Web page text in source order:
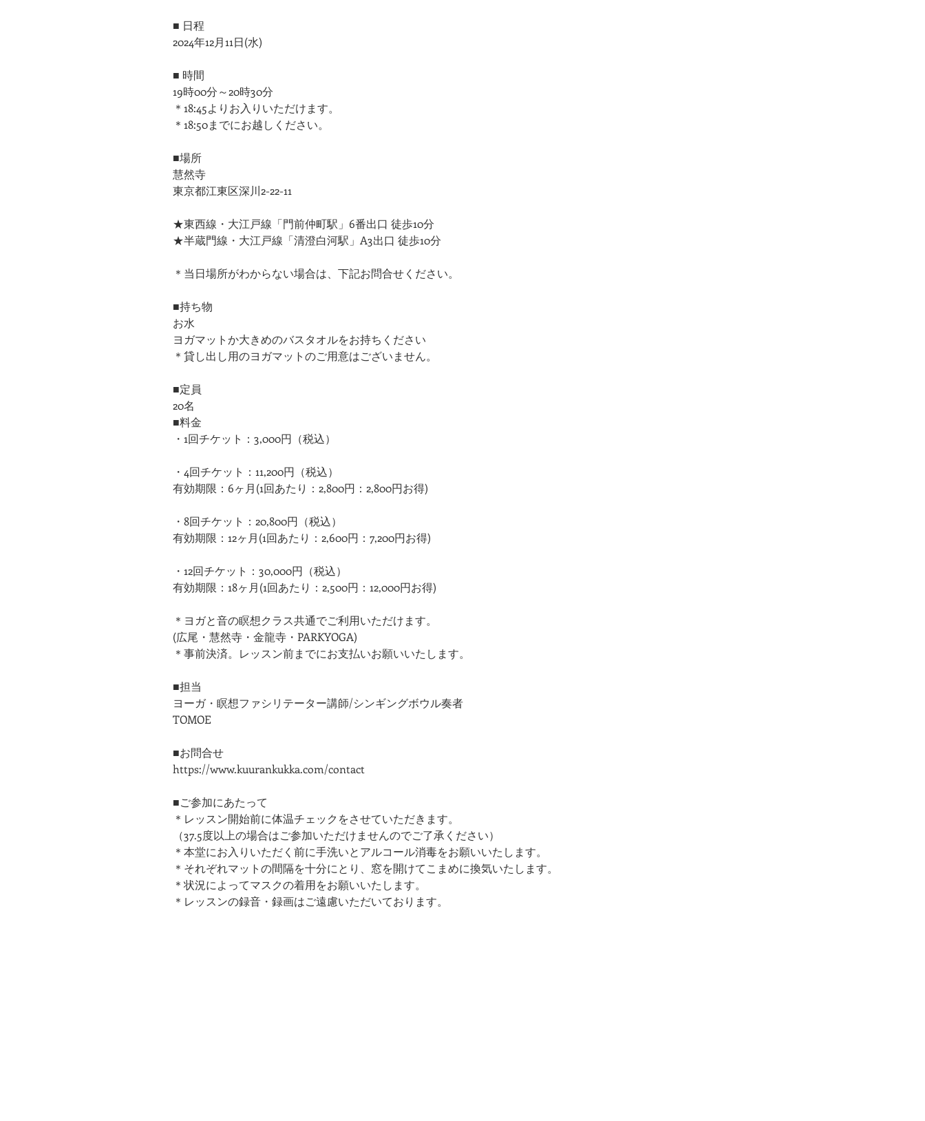
■ 日程
2024年12月11日(水)
■ 時間
19時00分～20時30分
＊18:45よりお入りいただけます。
＊18:50までにお越しください。
■場所
慧然寺
東京都江東区深川2-22-11
★東西線・大江戸線「門前仲町駅」6番出口 徒歩10分
★半蔵門線・大江戸線「清澄白河駅」A3出口 徒歩10分
＊当日場所がわからない場合は、下記お問合せください。
■持ち物
お水
ヨガマットか大きめのバスタオルをお持ちください
＊貸し出し用のヨガマットのご用意はございません。
■定員
20名
■料金
・1回チケット：3,000円（税込）
・4回チケット：11,200円（税込）
有効期限：6ヶ月(1回あたり：2,800円：2,800円お得)
・8回チケット：20,800円（税込）
有効期限：12ヶ月(1回あたり：2,600円：7,200円お得)
・12回チケット：30,000円（税込）
有効期限：18ヶ月(1回あたり：2,500円：12,000円お得)
＊ヨガと音の瞑想クラス共通でご利用いただけます。
(広尾・慧然寺・金龍寺・PARKYOGA)
＊事前決済。レッスン前までにお支払いお願いいたします。
■担当
ヨーガ・瞑想ファシリテーター講師/シンギングボウル奏者
TOMOE
■お問合せ
https://www.kuurankukka.com/contact
■ご参加にあたって
＊レッスン開始前に体温チェックをさせていただきます。
（37.5度以上の場合はご参加いただけませんのでご了承ください）
＊本堂にお入りいただく前に手洗いとアルコール消毒をお願いいたします。
​＊それぞれマットの間隔を十分にとり、窓を開けてこまめに換気いたします。
＊状況によってマスクの着用をお願いいたします。
＊レッスンの録音・録画はご遠慮いただいております。